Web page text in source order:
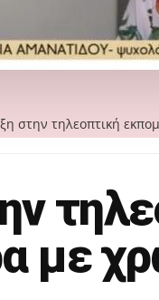
στην τηλεοπτική
με